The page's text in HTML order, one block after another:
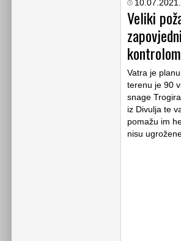
Veliki
kontrolom
Vatra je
terenu je 90
snage
iz Divulja te
pomažu im
nisu